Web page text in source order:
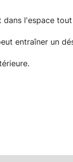
l'espace
entraîner un